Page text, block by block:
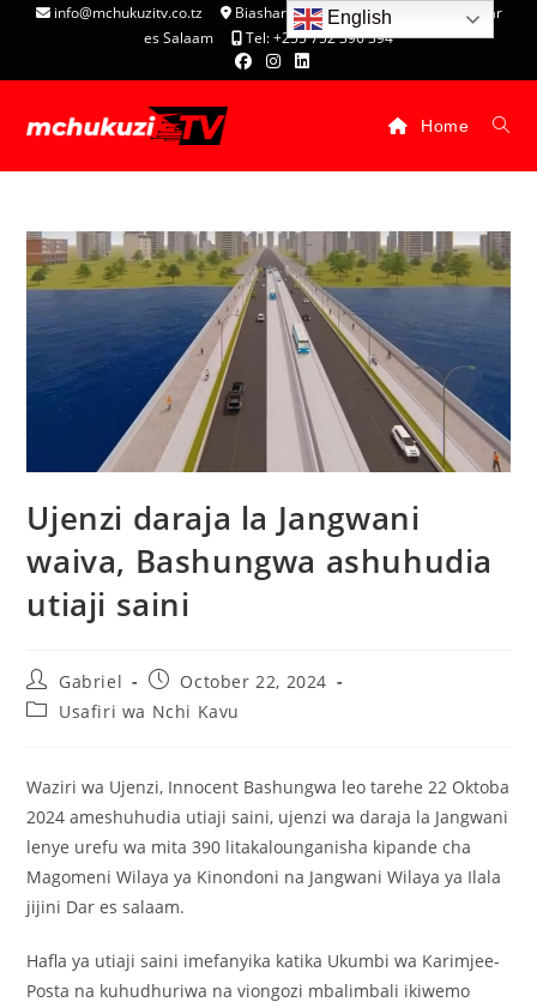
info@mchukuzitv.co.tz
Biashara Complex - P.O. Box 25074, Dar
es Salaam
Tel: +255 752 396 394
Home
Ujenzi daraja la Jangwani
waiva, Bashungwa ashuhudia
utiaji saini
Gabriel
October 22, 2024
Usafiri wa Nchi Kavu
Waziri wa Ujenzi, Innocent Bashungwa leo tarehe 22 Oktoba
2024 ameshuhudia utiaji saini, ujenzi wa daraja la Jangwani
lenye urefu wa mita 390 litakalounganisha kipande cha
Magomeni Wilaya ya Kinondoni na Jangwani Wilaya ya Ilala
jijini Dar es salaam.
Hafla ya utiaji saini imefanyika katika Ukumbi wa Karimjee-
Posta na kuhudhuriwa na viongozi mbalimbali ikiwemo
English